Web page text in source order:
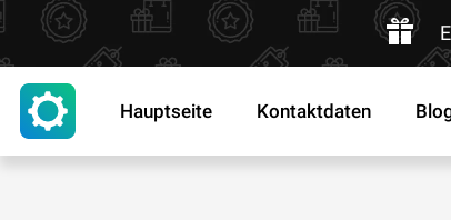
Hauptseite Kontaktdaten